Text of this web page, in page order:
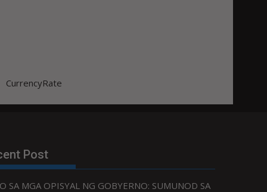
CurrencyRate
Post
SA MGA OPISYAL NG GOBYERNO: SUMUNOD SA